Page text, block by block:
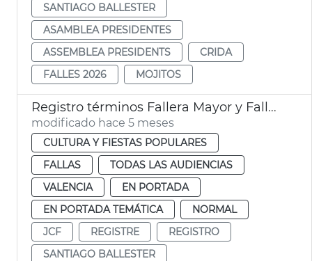
SANTIAGO BALLESTER
ASAMBLEA PRESIDENTES
ASSEMBLEA PRESIDENTS
CRIDA
FALLES 2026
MOJITOS
Registro términos Fallera Mayor y Fallera Mayor Infantil de València
modificado hace 5 meses
CULTURA Y FIESTAS POPULARES
FALLAS
TODAS LAS AUDIENCIAS
VALENCIA
EN PORTADA
EN PORTADA TEMÁTICA
NORMAL
JCF
REGISTRE
REGISTRO
SANTIAGO BALLESTER